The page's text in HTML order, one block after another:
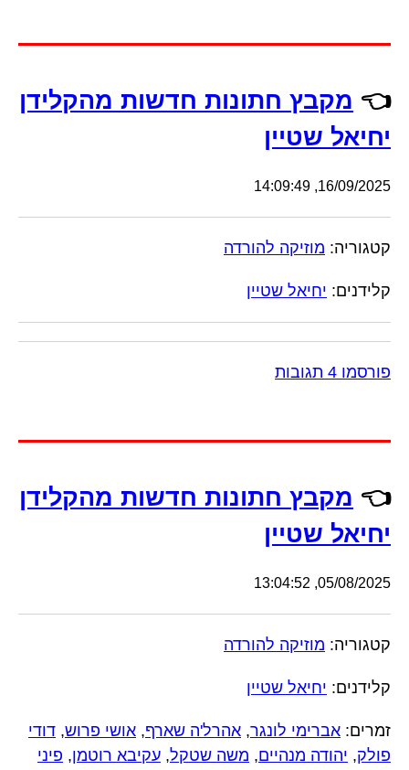
👈 מקבץ חתונות חדשות מהקלידן
יחיאל שטיין
16/09/2025, 14:09:49
קטגוריה: מוזיקה להורדה
קלידנים: יחיאל שטיין
פורסמו 4 תגובות
👈 מקבץ חתונות חדשות מהקלידן
יחיאל שטיין
05/08/2025, 13:04:52
קטגוריה: מוזיקה להורדה
קלידנים: יחיאל שטיין
זמרים: אברימי לונגר, אהרל'ה שארף, אושי פרוש, דודי
פולק, יהודה מנהיים, משה שטקל, עקיבא רוטמן, פיני